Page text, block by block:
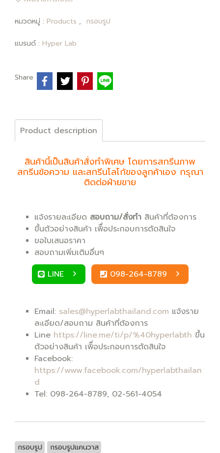
หมวดหมู่ : Products , กรอบรูป
แบรนด์ : Hyper Lab
Share
Product description
สินค้านี้เป็นสินค้าสั่งทำพิเศษ โดยการสกรีนภาพ
สกรีนข้อความ และสกรีนโลโก้ของลูกค้าเอง กรุณา
ติดต่อฝ่ายขาย
แจ้งรายละเอียด สอบถาม/สั่งทำ สินค้าที่ต้องการ
ขึ้นตัวอย่างสินค้า เพิื่อประกอบการตัดสินใจ
ขอใบเสนอราคา
สอบถามเพิ่มเติมอื่นๆ
LINE
098-264-8789
Email: sales@hyperlabthailand.com แจ้งราย
ละเอียด/สอบถาม สินค้าที่ต้องการ
Line https://line.me/ti/p/%40hyperlabth ขึ้น
ตัวอย่างสินค้า เพิื่อประกอบการตัดสินใจ
Facebook:
https://www.facebook.com/hyperlabthailan
d
Tel: 098-264-8789, 02-561-4054
กรอบรูป กรอบรูปแคนวาส